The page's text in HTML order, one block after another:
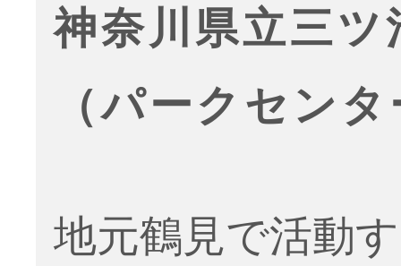
神奈川県立三ツ
（パークセン
地元鶴見で活動